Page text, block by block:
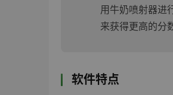
用牛奶喷射器进
来获得更高的分
软件特点